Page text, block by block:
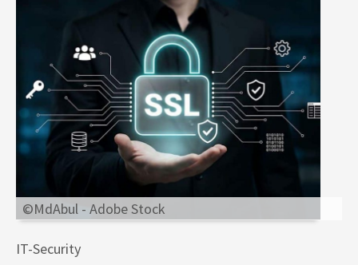
©MdAbul - Adobe Stock
IT-Security